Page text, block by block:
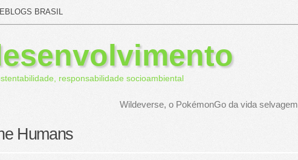
BRASIL
responsabilidade socioambiental
Wildeverse, o PokémonGo da vida selvagem
Humans